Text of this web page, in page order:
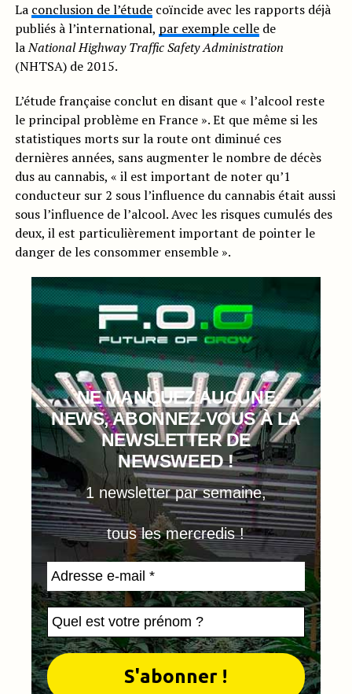
La conclusion de l’étudecoïncide avec les rapports déjà
publiés à l’international, par exemple cellede
laNational Highway Traffic Safety Administration
(NHTSA) de 2015.
L’étude française conclut en disant que « l’alcool reste
le principal problème en France ». Et que même si les
statistiques morts sur la route ont diminué ces
dernières années, sans augmenter le nombre de décès
dus au cannabis, « il est important de noter qu’1
conducteur sur 2 sous l’influence du cannabis était aussi
sous l’influence de l’alcool. Avec les risques cumulés des
deux, il est particulièrement important de pointer le
danger de les consommer ensemble ».
NE MANQUEZ AUCUNE
NEWS, ABONNEZ-VOUS À LA
NEWSLETTER DE
NEWSWEED !
1 newsletter par semaine,
tous les mercredis !